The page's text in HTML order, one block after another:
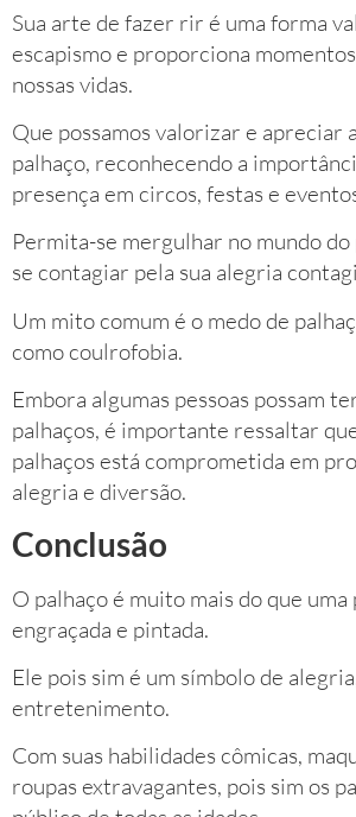
Sua arte de fazer rir é uma forma
escapismo e proporciona
nossas vidas.
Que possamos valorizar e apreciar
palhaço, reconhecendo a
presença em circos, festas e
Permita-se mergulhar no mundo do
se contagiar pela sua alegria
Um mito comum é o medo de
como coulrofobia.
Embora algumas pessoas possam
palhaços, é importante ressaltar
palhaços está comprometida em
alegria e diversão.
Conclusão
O palhaço é muito mais do que
engraçada e pintada.
Ele pois sim é um símbolo de
entretenimento.
Com suas habilidades cômicas,
roupas extravagantes, pois sim os